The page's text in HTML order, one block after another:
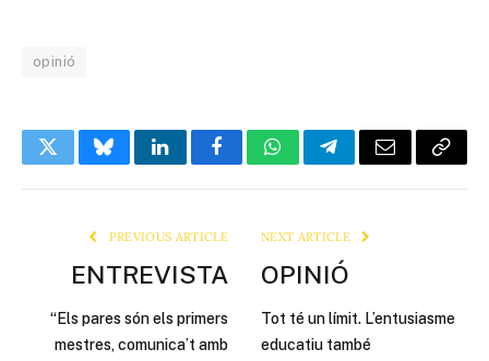
opinió
TwitterBlueskyLinkedInFacebookWhatsAppTelegramEmail Copy
PREVIOUS ARTICLE
ENTREVISTA
“Els pares són els primers
mestres, comunica’t amb
NEXT ARTICLE
OPINIÓ
Tot té un límit. L’entusiasme
educatiu també